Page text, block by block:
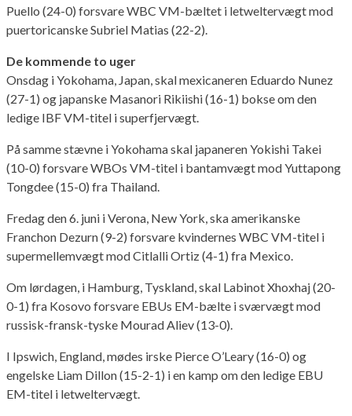
Puello (24-0) forsvare WBC VM-bæltet i letweltervægt mod
puertoricanske Subriel Matias (22-2).
De kommende to uger
Onsdag i Yokohama, Japan, skal mexicaneren Eduardo Nunez
(27-1) og japanske Masanori Rikiishi (16-1) bokse om den
ledige IBF VM-titel i superfjervægt.
På samme stævne i Yokohama skal japaneren Yokishi Takei
(10-0) forsvare WBOs VM-titel i bantamvægt mod Yuttapong
Tongdee (15-0) fra Thailand.
Fredag den 6. juni i Verona, New York, ska amerikanske
Franchon Dezurn (9-2) forsvare kvindernes WBC VM-titel i
supermellemvægt mod Citlalli Ortiz (4-1) fra Mexico.
Om lørdagen, i Hamburg, Tyskland, skal Labinot Xhoxhaj (20-
0-1) fra Kosovo forsvare EBUs EM-bælte i sværvægt mod
russisk-fransk-tyske Mourad Aliev (13-0).
I Ipswich, England, mødes irske Pierce O’Leary (16-0) og
engelske Liam Dillon (15-2-1) i en kamp om den ledige EBU
EM-titel i letweltervægt.